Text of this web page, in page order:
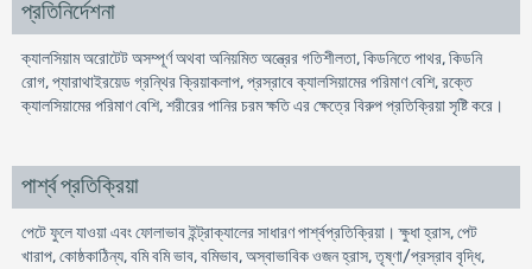
প্রতিনির্দেশনা
ক্যালসিয়াম অরোটেট অসম্পূর্ণ অথবা অনিয়মিত অন্ত্রের গতিশীলতা, কিডনিতে পাথর, কিডনি
রোগ, প্যারাথাইরয়েড গ্রন্থির ক্রিয়াকলাপ, প্রস্রাবে ক্যালসিয়ামের পরিমাণ বেশি, রক্তে
ক্যালসিয়ামের পরিমাণ বেশি, শরীরের পানির চরম ক্ষতি এর ক্ষেত্রে বিরুপ প্রতিক্রিয়া সৃষ্টি করে।
পার্শ্ব প্রতিক্রিয়া
পেটে ফুলে যাওয়া এবং ফোলাভাব ইন্ট্রাক্যালের সাধারণ পার্শ্বপ্রতিক্রিয়া। ক্ষুধা হ্রাস, পেট
খারাপ, কোষ্ঠকাঠিন্য, বমি বমি ভাব, বমিভাব, অস্বাভাবিক ওজন হ্রাস, তৃষ্ণা/প্রস্রাব বৃদ্ধি,